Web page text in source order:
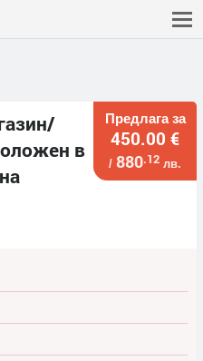
Предлага за
450.00 €
/880.12 лв.
в